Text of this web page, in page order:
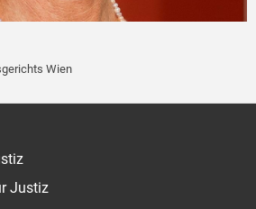
Wien
Justiz